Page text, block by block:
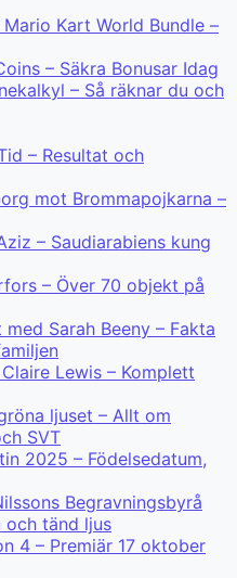
Kart World Bundle –
– Säkra Bonusar Idag
– Så räknar du och
– Resultat och
mot Brommapojkarna –
– Saudiarabiens kung
– Över 70 objekt på
Sarah Beeny – Fakta
Lewis – Komplett
ljuset – Allt om
SVT
2025 – Födelsedatum,
Begravningsbyrå
och tänd ljus
4 – Premiär 17 oktober